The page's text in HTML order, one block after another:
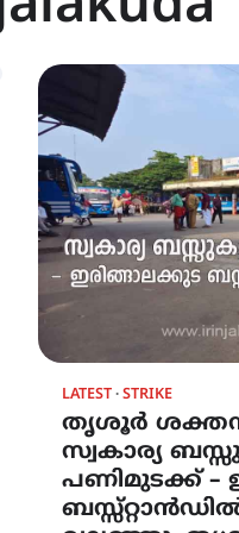
LATEST STRIKE
തൃശൂർ ശക്തൻ
സ്വകാര്യ
പണിമുടക്ക് –